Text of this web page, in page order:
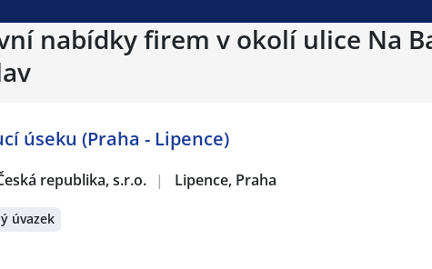
nabídky firem v okolí ulice Na
úseku (Praha - Lipence)
republika, s.r.o. | Lipence, Praha
úvazek